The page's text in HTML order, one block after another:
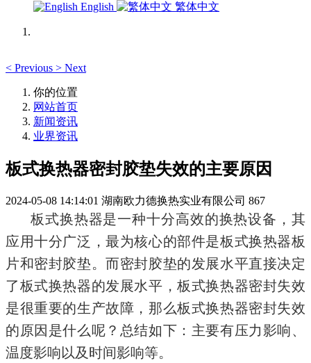
English 繁体中文
< Previous > Next
你的位置
网站首页
新闻资讯
业界资讯
板式换热器密封胶垫失效的主要原因
2024-05-08 14:14:01 湖南欧力德换热实业有限公司 867
板式换热器是一种十分高效的换热设备，其
应用十分广泛，最为核心的部件是板式换热器板
片和密封胶垫。而密封胶垫的发展水平直接决定
了板式换热器的发展水平，板式换热器密封失效
是很重要的生产故障，那么板式换热器密封失效
的原因是什么呢？总结如下：主要有压力影响、
温度影响以及时间影响等。